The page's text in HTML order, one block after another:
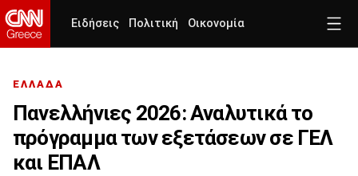
Ειδήσεις Πολιτική Οικονομία
ΕΛΛΑΔΑ
Πανελλήνιες 2026: Αναλυτικά το
πρόγραμμα των εξετάσεων σε ΓΕΛ
και ΕΠΑΛ